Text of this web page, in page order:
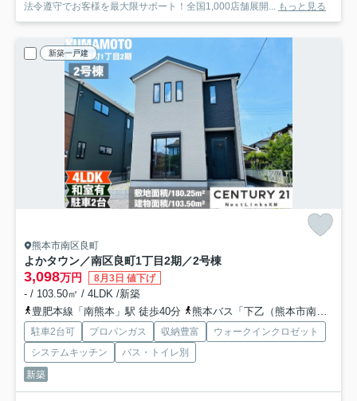
法令遵守でお客様を最大限サポート！全国1,000店舗展開... もっと見る
新築一戸建
熊本市南区良町
よかタウン／南区良町1丁目2期／2号棟
3,098万円 8月3日 値下げ
- / 103.50㎡ / 4LDK /新築
豊肥本線「南熊本」駅 徒歩40分
熊本バス「下乙（熊本市南区）」バス停下車 徒歩3分
駐車2台可 プロパンガス 収納豊富
ウォークインクロゼット
システムキッチン
バス・トイレ別
新築